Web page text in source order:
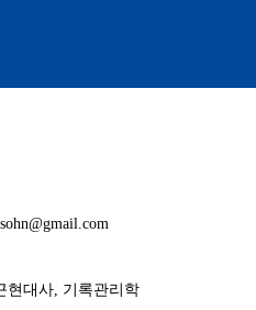
현대사, 기록관리학